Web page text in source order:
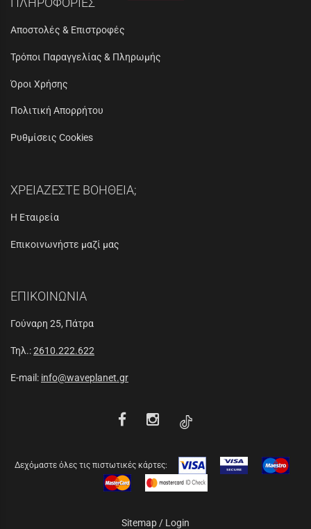
Αποστολές & Επιστροφές
Τρόποι Παραγγελίας & Πληρωμής
Όροι Χρήσης
Πολιτική Απορρήτου
Ρυθμίσεις Cookies
ΧΡΕΙΑΖΕΣΤΕ ΒΟΗΘΕΙΑ;
Η Εταιρεία
Επικοινωνήστε μαζί μας
ΕΠΙΚΟΙΝΩΝΙΑ
Γούναρη 25, Πάτρα
Τηλ.:2610.222.622
E-mail: info@waveplanet.gr
Δεχόμαστε όλες τις πιστωτικές κάρτες:
Sitemap/ Login